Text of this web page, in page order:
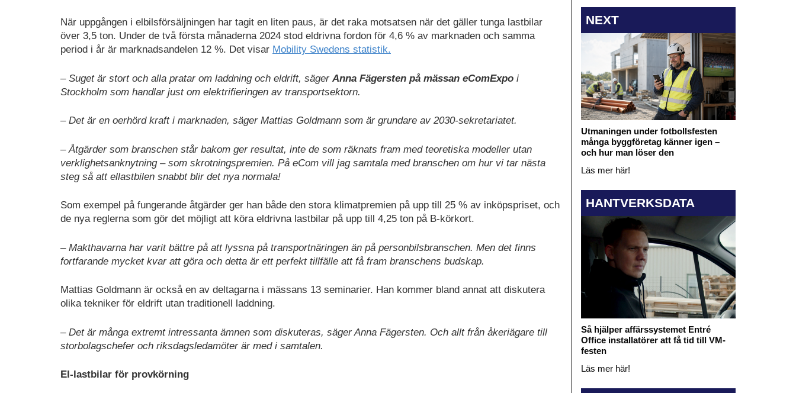
När uppgången i elbilsförsäljningen har tagit en liten paus, är det raka motsatsen när det gäller tunga lastbilar
över 3,5 ton. Under de två första månaderna 2024 stod eldrivna fordon för 4,6 % av marknaden och samma
period i år är marknadsandelen 12 %. Det visar Mobility Swedens statistik.
– Suget är stort och alla pratar om laddning och eldrift, säger Anna Fägersten på mässan eComExpo i
Stockholm som handlar just om elektrifieringen av transportsektorn.
– Det är en oerhörd kraft i marknaden, säger Mattias Goldmann som är grundare av 2030-sekretariatet.
– Åtgärder som branschen står bakom ger resultat, inte de som räknats fram med teoretiska modeller utan
verklighetsanknytning – som skrotningspremien. På eCom vill jag samtala med branschen om hur vi tar nästa
steg så att ellastbilen snabbt blir det nya normala!
Som exempel på fungerande åtgärder ger han både den stora klimatpremien på upp till 25 % av inköpspriset, och
de nya reglerna som gör det möjligt att köra eldrivna lastbilar på upp till 4,25 ton på B-körkort.
– Makthavarna har varit bättre på att lyssna på transportnäringen än på personbilsbranschen. Men det finns
fortfarande mycket kvar att göra och detta är ett perfekt tillfälle att få fram branschens budskap.
Mattias Goldmann är också en av deltagarna i mässans 13 seminarier. Han kommer bland annat att diskutera
olika tekniker för eldrift utan traditionell laddning.
– Det är många extremt intressanta ämnen som diskuteras, säger Anna Fägersten. Och allt från åkeriägare till
storbolagschefer och riksdagsledamöter är med i samtalen.
El-lastbilar för provkörning
NEXT
Utmaningen under fotbollsfesten
många byggföretag känner igen –
och hur man löser den
Läs mer här!
HANTVERKSDATA
Så hjälper affärssystemet Entré
Office installatörer att få tid till VM-
festen
Läs mer här!